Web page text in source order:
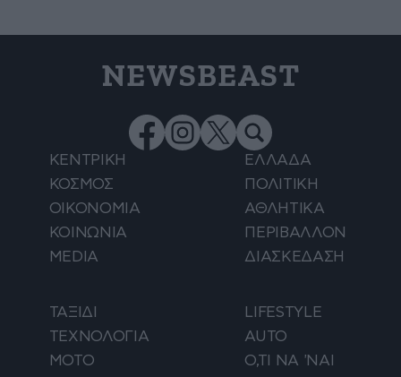
NEWSBEAST
ΚΕΝΤΡΙΚΗ
ΕΛΛΑΔΑ
ΚΟΣΜΟΣ
ΠΟΛΙΤΙΚΗ
ΟΙΚΟΝΟΜΙΑ
ΑΘΛΗΤΙΚΑ
ΚΟΙΝΩΝΙΑ
ΠΕΡΙΒΑΛΛΟΝ
MEDIA
ΔΙΑΣΚΕΔΑΣΗ
ΤΑΞΙΔΙ
LIFESTYLE
ΤΕΧΝΟΛΟΓΙΑ
AUTO
ΜΟΤΟ
Ο,ΤΙ ΝΑ 'ΝΑΙ